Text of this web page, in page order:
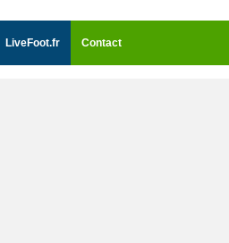
LiveFoot.fr Contact